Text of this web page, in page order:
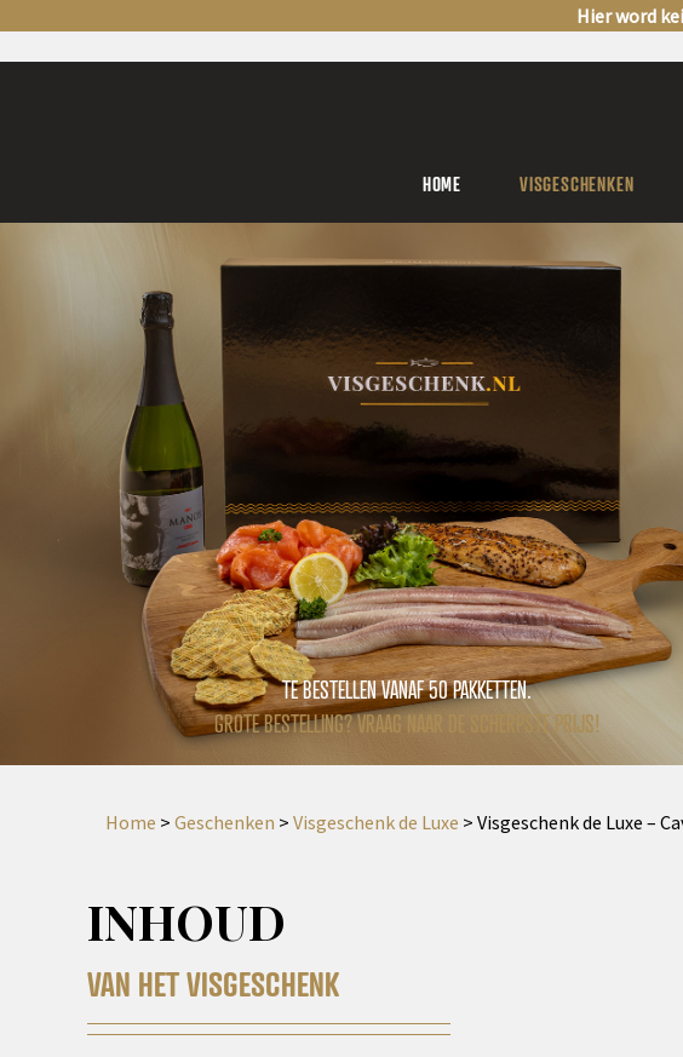
Hier word
HOME VISGESCHENKEN
TE BESTELLEN VANAF 50 PAKKETTEN.
GROTE BESTELLING? VRAAG NAAR DE SCHERPSTE PRIJS!
Home > Geschenken > Visgeschenk de Luxe > Visgeschenk de Luxe –
INHOUD
VAN HET VISGESCHENK